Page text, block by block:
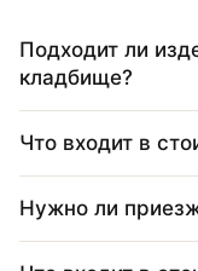
Подходит ли
кладбище?
Что входит в
Нужно ли